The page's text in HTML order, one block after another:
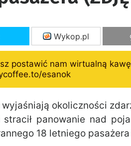
Wykop.pl
postawić nam wirtualną
esanok
wyjaśniają okoliczności
panowanie nad
18 letniego pasażera